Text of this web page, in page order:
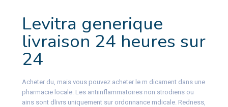
Levitra generique
livraison 24 heures sur
24
Acheter du, mais vous pouvez acheter le m dicament dans une
pharmacie locale. Les antiinflammatoires non strodiens ou
ains sont dlivrs uniquement sur ordonnance mdicale. Redness,